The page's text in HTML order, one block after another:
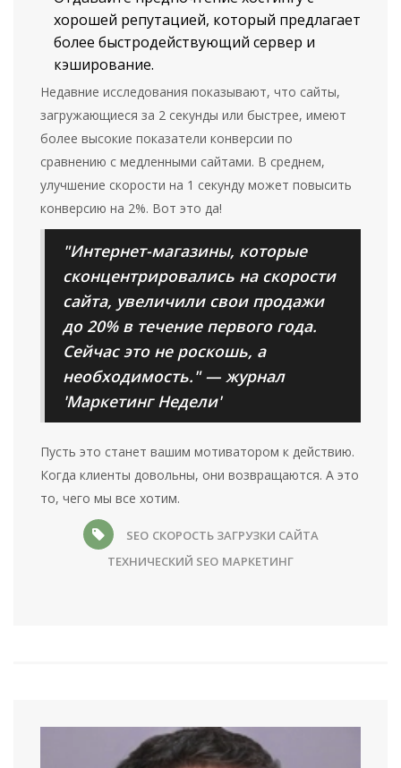
хорошей репутацией, который предлагает
более быстродействующий сервер и
кэширование.
Недавние исследования показывают, что сайты,
загружающиеся за 2 секунды или быстрее, имеют
более высокие показатели конверсии по
сравнению с медленными сайтами. В среднем,
улучшение скорости на 1 секунду может повысить
конверсию на 2%. Вот это да!
"Интернет-магазины, которые
сконцентрировались на скорости
сайта, увеличили свои продажи
до 20% в течение первого года.
Сейчас это не роскошь, а
необходимость." — журнал
'Маркетинг Недели'
Пусть это станет вашим мотиватором к действию.
Когда клиенты довольны, они возвращаются. А это
то, чего мы все хотим.
SEO СКОРОСТЬ ЗАГРУЗКИ САЙТА
ТЕХНИЧЕСКИЙ SEO МАРКЕТИНГ